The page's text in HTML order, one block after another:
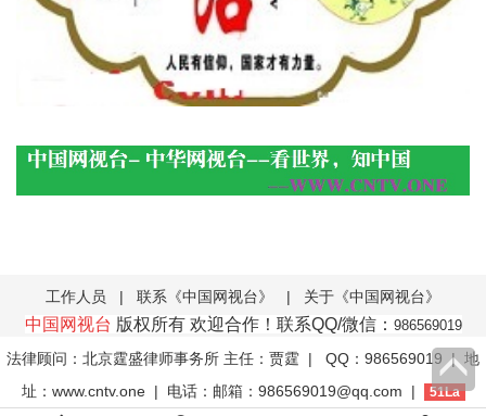
工作人员 | 联系《中国网视台》 | 关于《中国网视台》
中国网视台 版权所有 欢迎合作！联系QQ/微信： 986569019
法律顾问：北京霆盛律师事务所 主任：贾霆 | QQ：986569019 | 地
址：www.cntv.one | 电话：邮箱：986569019@qq.com |
51La